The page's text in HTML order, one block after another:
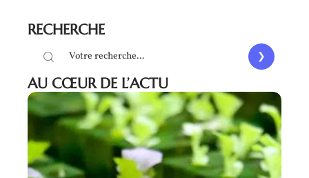
RECHERCHE
AU CŒUR DE L’ACTU